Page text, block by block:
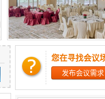
您在寻找会议
发布会议需求